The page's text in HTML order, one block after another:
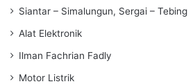
Siantar – Simalungun, Sergai – Tebing
Alat Elektronik
Ilman Fachrian Fadly
Motor Listrik